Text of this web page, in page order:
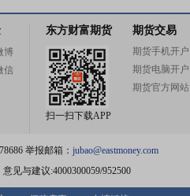
博
信
东方财富期货
扫一扫下载APP
期货交易
期货手机开户
期货电脑开户
期货官方网站
举报邮箱： jubao@eastmoney.com
意见与建议:4000300059/952500